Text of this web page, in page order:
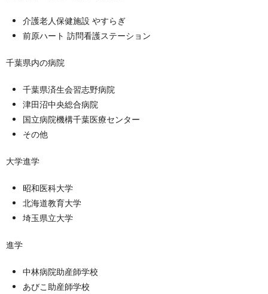
介護老人保健施設 やすらぎ
前原ハート 訪問看護ステーション
千葉県内の病院
千葉県済生会習志野病院
津田沼中央総合病院
国立病院機構千葉医療センター
その他
大学進学
昭和医科大学
北海道教育大学
埼玉県立大学
進学
中林病院助産師学校
あびこ助産師学校